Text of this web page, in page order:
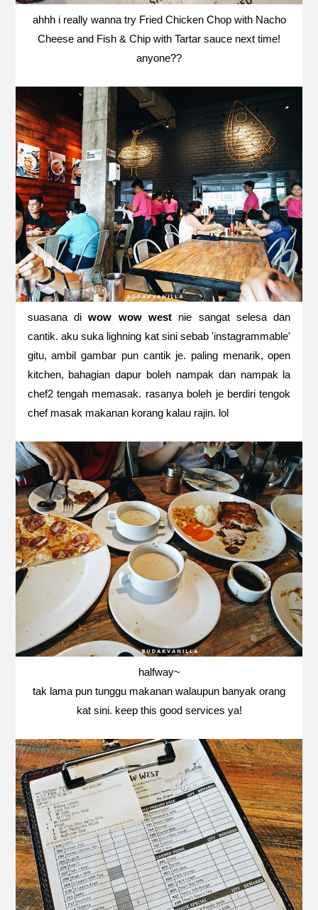
ahhh i really wanna try Fried Chicken Chop with Nacho
Cheese and Fish & Chip with Tartar sauce next time!
anyone??
suasana diwow wow west nie sangat selesa dan
cantik. aku suka lighning kat sini sebab 'instagrammable'
gitu, ambil gambar pun cantik je. paling menarik, open
kitchen, bahagian dapur boleh nampak dan nampak la
chef2 tengah memasak. rasanya boleh je berdiri tengok
chef masak makanan korang kalau rajin. lol
halfway~
tak lama pun tunggu makanan walaupun banyak orang
kat sini. keep this good services ya!